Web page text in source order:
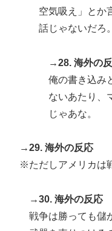
空気吸え」とか
話じゃないだろ。
→28. 海外の
俺の書き込み
ないあたり、
じゃあな。
→29. 海外の反応
※ただしアメリカは
→30. 海外の反応
戦争は勝っても儲